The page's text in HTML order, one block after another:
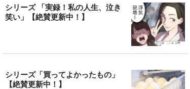
シリーズ 「実録！私の人生、泣き
笑い」【絶賛更新中！】
シリーズ「買ってよかったもの」
【絶賛更新中！】